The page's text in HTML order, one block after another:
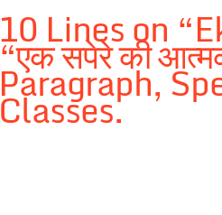
10 Lines on
“एक सपेरे की
Paragraph,
Classes.